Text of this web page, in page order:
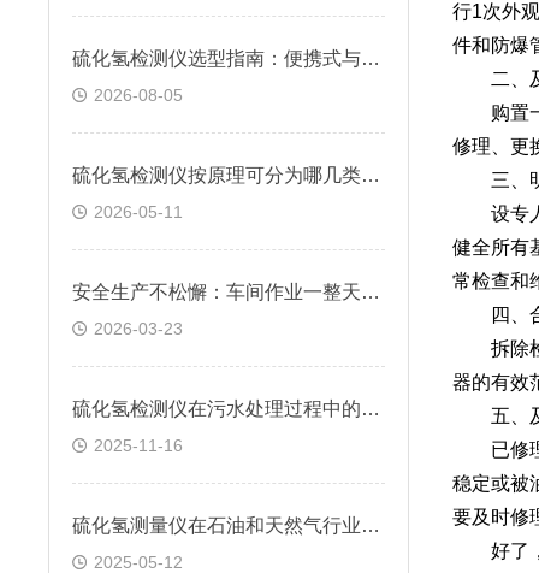
硫化氢检测仪选型指南：便携式与固定式怎么选？逸云天自研方案给出答案
2026-08-05
硫化氢检测仪按原理可分为哪几类？快来看看
2026-05-11
安全生产不松懈：车间作业一整天，硫化氢检测仪续航跟得上吗？
2026-03-23
硫化氢检测仪在污水处理过程中的应用
2025-11-16
硫化氢测量仪在石油和天然气行业中的应用
2025-05-12
行1次外
件和防爆
二、
购置一
修理、更
三、明
设专人
健全所有
常检查和
四、合
拆除检
器的有效
五、及
已修理
稳定或被
要及时修
好了，